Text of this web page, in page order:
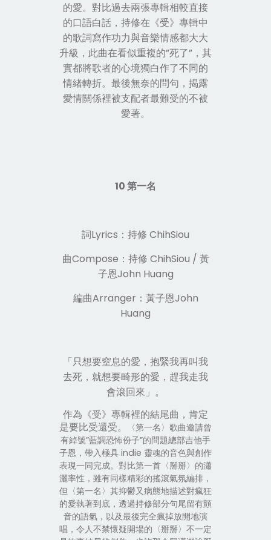
的愛。對比過去兩張專輯相較直接
的口語白話，持修在 《受》 專輯中
的歌詞寫作功力與音樂情感都大大
升級，此曲在看似重複的”死了”，其
實都將歌者的心境獨白作了不同的
情緒轉折。最後無奈的問句，揭露
愛情關係裡被支配者最難受的不被
愛著。
10 第一名
詞Lyrics：持修 ChihSiou
曲Compose：持修 ChihSiou / 黃
子恩John Huang
編曲Arranger：黃子恩John
Huang
「只想要窒息的愛，抱緊我再叫我
去死，就想要畸形的愛，趕我走我
會滾回來」。
作為 《受》 專輯裡的結尾曲，肯定
是要比受還受。
〈第一名〉歌曲邀請曾
有綽號”藍調恐怖份子”的問題總部吉他手
子恩，帶入極具 indie 靈魂的音色與創作
表現一同完成。對比第一首〈掰掰〉的瀟
灑率性，雖有同樣精彩的搖滾氣氛編排，
但〈第一名〉其抑鬱又病態地描述對瘋狂
的愛執著到底，透過持修部分句尾留有顫
音的語氣，以及最後完全瘋掉放開地演
唱，令人不禁懷疑開場的〈掰掰〉不一定